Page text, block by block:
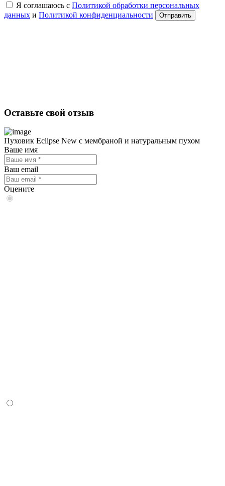
Я соглашаюсь с Политикой обработки персональных
данных и Политикой конфиденциальности Отправить
Оставьте свой отзыв
Пуховик Eclipse New с мембраной и натуральным пухом
Ваше имя
Ваш email
Оцените